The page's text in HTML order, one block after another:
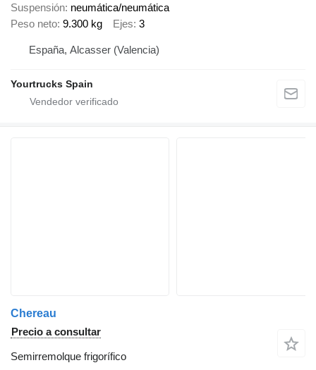
Suspensión neumática/neumática
Peso neto 9.300 kg Ejes 3
España, Alcasser (Valencia)
Yourtrucks Spain
Chereau
Precio a consultar
Semirremolque frigorífico